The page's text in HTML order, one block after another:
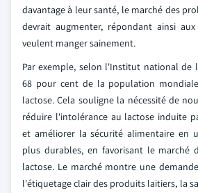
davantage à leur santé, le marché des
devrait augmenter, répondant ainsi
veulent manger sainement.
Par exemple, selon l'Institut national de
68 pour cent de la population
lactose. Cela souligne la nécessité de
réduire l'intolérance au lactose induite
et améliorer la sécurité alimentaire en
plus durables, en favorisant le marché
lactose. Le marché montre une
l'étiquetage clair des produits laitiers, la